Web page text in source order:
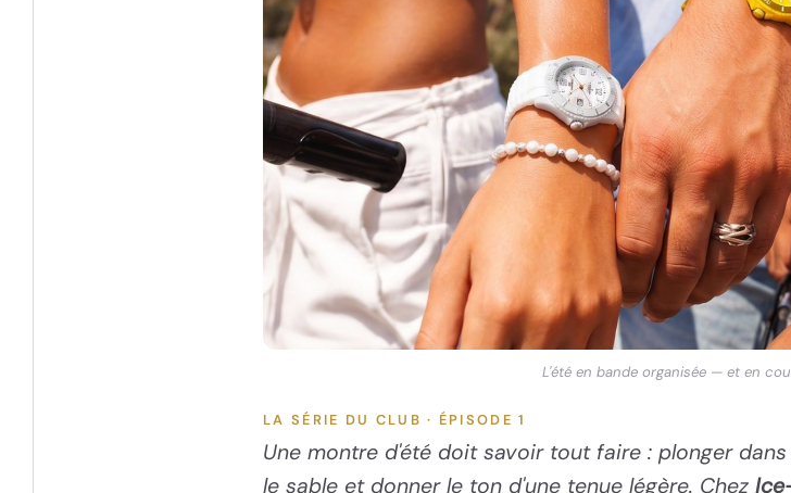
L'été en bande organisée — et en
LA SÉRIE DU CLUB · ÉPISODE 1
Une montre d'été doit savoir tout faire : plonger
le sable et donner le ton d'une tenue légère. Chez